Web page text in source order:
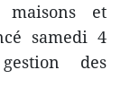
et
samedi 4
des